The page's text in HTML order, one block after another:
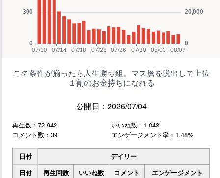
この条件が揃ったら人生勝ち組。マス層を脱出して上位
１割のお金持ちになれる
公開日：2026/07/04
再生数：72,942
いいね数：1,043
コメント数：39
エンゲージメント率：1.48%
日付
デイリー
日付
再生回数 いいね数 コメント
エンゲージメント